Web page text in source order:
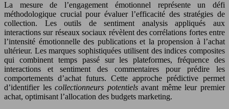
La mesure de l’engagement émotionnel représente un défi
méthodologique crucial pour évaluer l’efficacité des stratégies de
collection. Les outils de sentiment analysis appliqués aux
interactions sur réseaux sociaux révèlent des corrélations fortes entre
l’intensité émotionnelle des publications et la propension à l’achat
ultérieur. Les marques sophistiquées utilisent des indices composites
qui combinent temps passé sur les plateformes, fréquence des
interactions et sentiment des commentaires pour prédire les
comportements d’achat futurs. Cette approche prédictive permet
d’identifier lescollectionneurs potentielsavant même leur premier
achat, optimisant l’allocation des budgets marketing.